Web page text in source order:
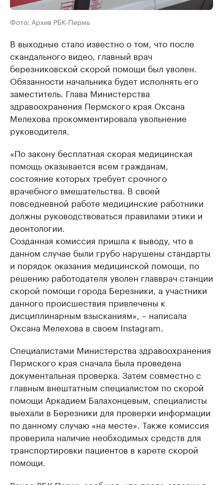
Фото: Архив РБК-Пермь
В выходные стало известно о том, что после
скандального видео, главный врач
березниковской скорой помощи был уволен.
Обязанности начальника будет исполнять его
заместитель. Глава Министерства
здравоохранения Пермского края Оксана
Мелехова прокомментировала увольнение
руководителя.
«По закону бесплатная скорая медицинская
помощь оказывается всем гражданам,
состояние которых требует срочного
врачебного вмешательства. В своей
повседневной работе медицинские работники
должны руководствоваться правилами этики и
деонтологии.
Созданная комиссия пришла к выводу, что в
данном случае были грубо нарушены стандарты
и порядок оказания медицинской помощи, по
решению работодателя уволен главврач станции
скорой помощи города Березники, а участники
данного происшествия привлечены к
дисциплинарным взысканиям», – написала
Оксана Мелехова в своем Instagram.
Специалистами Министерства здравоохранения
Пермского края сначала была проведена
документальная проверка. Затем совместно с
главным внештатным специалистом по скорой
помощи Аркадием Балахонцевым, специалисты
выехали в Березники для проверки информации
по данному случаю «на месте». Также комиссия
проверила наличие необходимых средств для
транспортировки пациентов в карете скорой
помощи.